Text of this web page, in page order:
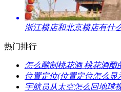
浙江横店和北京横店有什
热门排行
怎么酿制桃花酒 桃花酒酿
位置定位(位置定位怎么显
宇航员从太空怎么回地球